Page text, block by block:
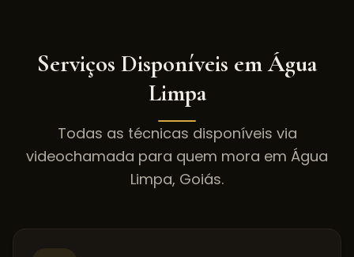
Serviços Disponíveis emÁgua
Limpa
Todas as técnicas disponíveis via
videochamada para quem mora em Água
Limpa, Goiás.